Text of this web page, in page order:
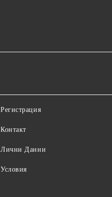
Регистрация
Контакт
Лични Данни
Условия